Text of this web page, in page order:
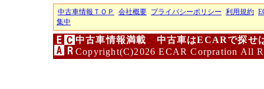
中古車情報ＴＯＰ 会社概要 プライバシーポリシー 利用規約
集中
中古車情報満載 中古車はECARで探せ
Copyright(C)2026 ECAR Corpration All